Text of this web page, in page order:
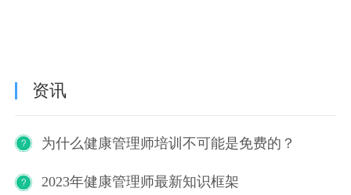
资讯
为什么健康管理师培训不可能是免费的？
2023年健康管理师最新知识框架